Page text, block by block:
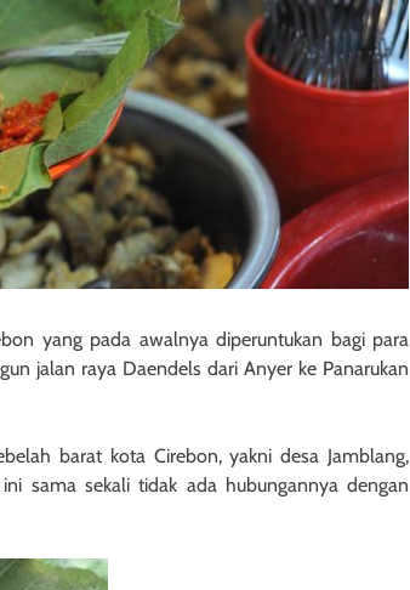
yang pada awalnya diperuntukan bagi para
jalan raya Daendels dari Anyer ke Panarukan
barat kota Cirebon, yakni desa Jamblang,
sama sekali tidak ada hubungannya dengan